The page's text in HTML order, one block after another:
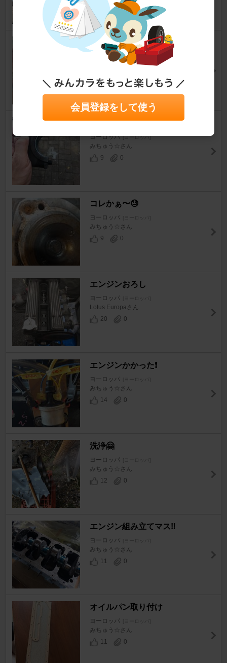
エンジンＯＨ
ヨーロッパ [ヨーロッパ]
20
0
短い😓
ヨーロッパ [ヨーロッパ]
みちゅう☆さん
9
0
コレかぁ〜😓
ヨーロッパ [ヨーロッパ]
みちゅう☆さん
9
0
エンジンおろし
ヨーロッパ [ヨーロッパ]
Lotus Europaさん
20
0
エンジンかかった❗️
ヨーロッパ [ヨーロッパ]
みちゅう☆さん
14
0
洗浄🤗
ヨーロッパ [ヨーロッパ]
みちゅう☆さん
12
0
エンジン組み立てマス‼️
ヨーロッパ [ヨーロッパ]
みちゅう☆さん
11
0
オイルパン取り付け
ヨーロッパ [ヨーロッパ]
みちゅう☆さん
11
0
会員登録をして使う